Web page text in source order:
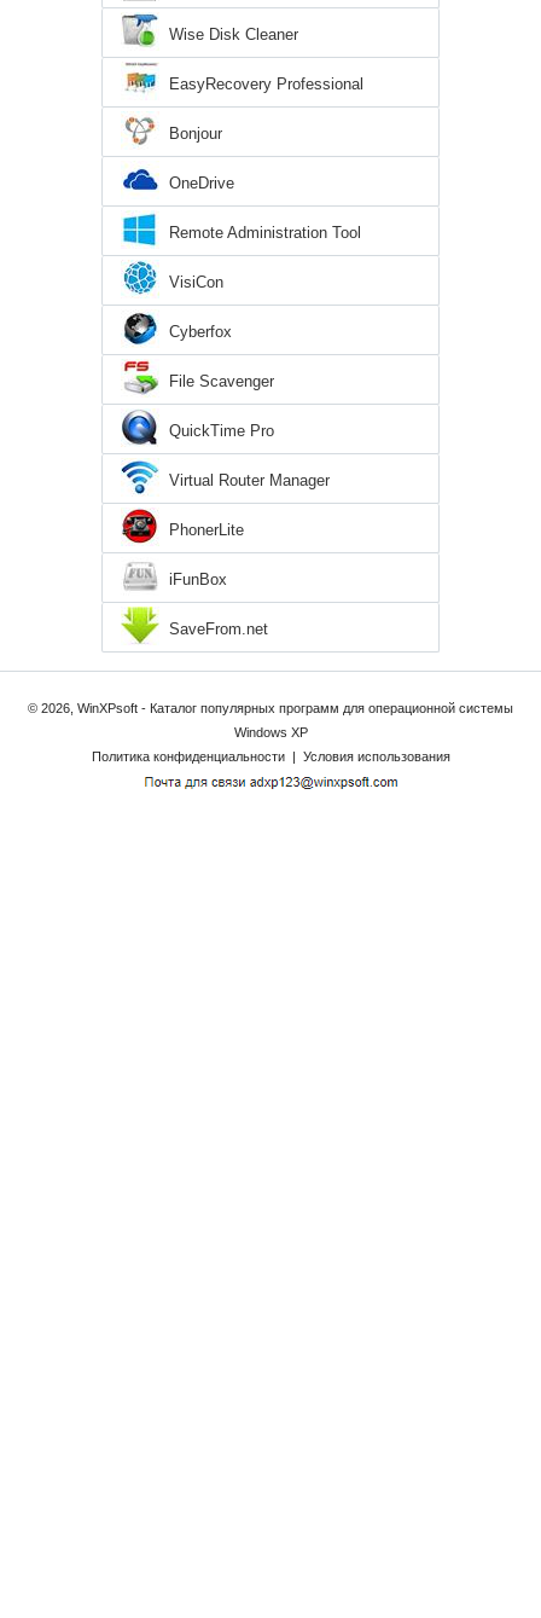
Wise Disk Cleaner
EasyRecovery Professional
Bonjour
OneDrive
Remote Administration Tool
VisiCon
Cyberfox
File Scavenger
QuickTime Pro
Virtual Router Manager
PhonerLite
iFunBox
SaveFrom.net
© 2026, WinXPsoft - Каталог популярных программ для операционной системы
Windows XP
Политика конфиденциальности
Условия использования